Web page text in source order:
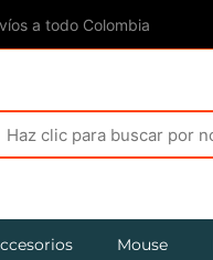
a todo Colombia
Mouse